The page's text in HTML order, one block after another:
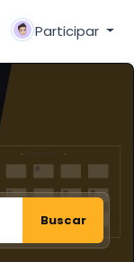
Participar
Buscar